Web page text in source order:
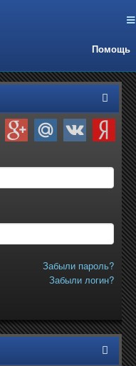
Помощь
Забыли пароль?
Забыли логин?